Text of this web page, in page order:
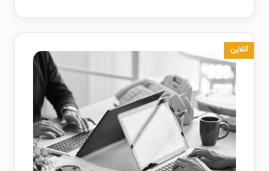
آنلاین